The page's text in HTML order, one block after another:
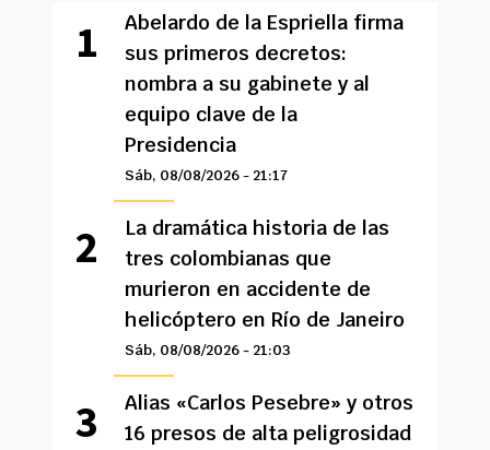
Abelardo de la Espriella firma
sus primeros decretos:
nombra a su gabinete y al
equipo clave de la
Presidencia
Sáb, 08/08/2026 - 21:17
La dramática historia de las
tres colombianas que
murieron en accidente de
helicóptero en Río de Janeiro
Sáb, 08/08/2026 - 21:03
Alias «Carlos Pesebre» y otros
16 presos de alta peligrosidad